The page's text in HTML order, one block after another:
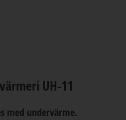
UH-11
med undervärme.